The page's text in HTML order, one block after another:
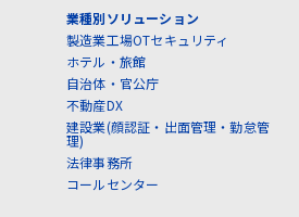
業種別ソリューション
製造業工場OTセキュリティ
ホテル・旅館
自治体・官公庁
不動産DX
建設業(顔認証・出面管理・勤怠管
理)
法律事務所
コールセンター